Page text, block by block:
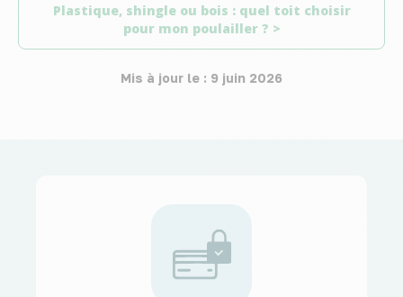
Plastique, shingle ou bois : quel toit choisir
pour mon poulailler ? >
Mis à jour le : 9 juin 2026